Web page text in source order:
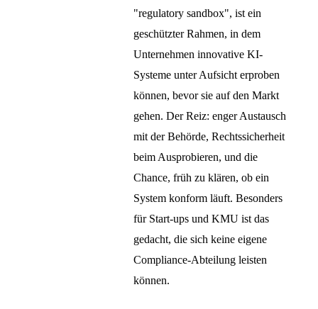
"regulatory sandbox", ist ein
geschützter Rahmen, in dem
Unternehmen innovative KI-
Systeme unter Aufsicht erproben
können, bevor sie auf den Markt
gehen. Der Reiz: enger Austausch
mit der Behörde, Rechtssicherheit
beim Ausprobieren, und die
Chance, früh zu klären, ob ein
System konform läuft. Besonders
für Start-ups und KMU ist das
gedacht, die sich keine eigene
Compliance-Abteilung leisten
können.